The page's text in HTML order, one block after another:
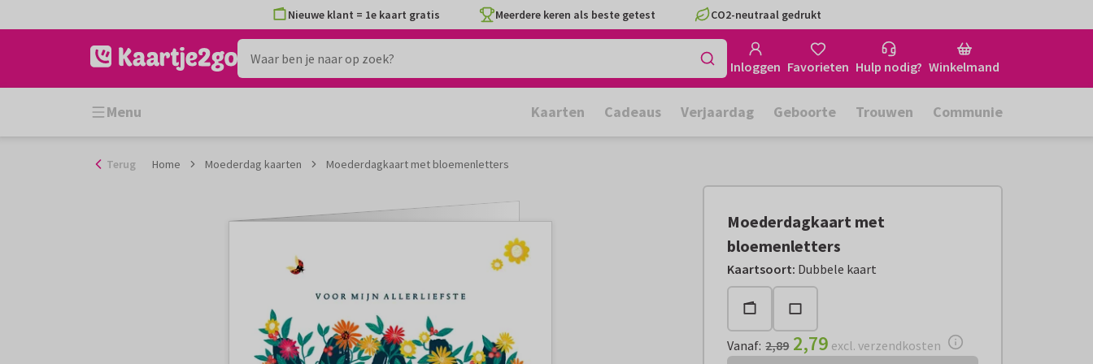
naar
Nieuwe klant = 1e kaart gratis Meerdere keren als beste getest CO2-neutraal gedrukt
Inloggen Favorieten Hulp nodig? Winkelmand
Menu Kaarten Cadeaus Verjaardag Geboorte Trouwen Communie
Terug Home Moederdag kaarten Moederdagkaart met bloemenletters
Moederdagkaart met
bloemenletters
Kaartsoort: Dubbele kaart
Vanaf:€ 2,79 excl. verzendkosten
Vanaf: 2,89 2,79 excl. verzendkosten